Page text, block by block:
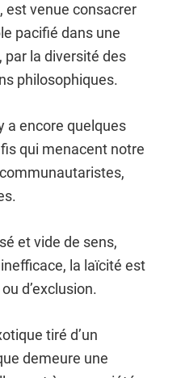
est venue consacrer
pacifié dans une
par la diversité des
philosophiques.
a encore quelques
qui menacent notre
et vide de sens,
la laïcité est
d’exclusion.
tiré d’un
demeure une